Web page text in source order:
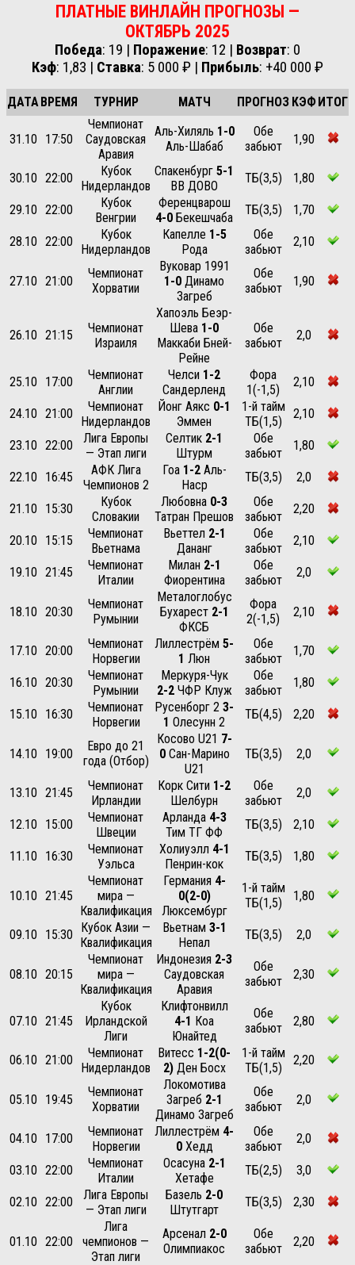
ПЛАТНЫЕ ВИНЛАЙН ПРОГНОЗЫ —
ОКТЯБРЬ 2025
Победа: 19 | Поражение: 12 | Возврат: 0
Кэф: 1,83 | Ставка: 5 000 ₽ | Прибыль: +40 000 ₽
ДАТАВРЕМЯ ТУРНИР МАТЧ ПРОГНОЗ КЭФИТОГ
31.10 17:50
Чемпионат
Саудовская
Аравия
Аль-Хиляль 1-0
Аль-Шабаб
Обе
забьют
1,90
30.10 22:00
Кубок
Нидерландов
Спакенбург 5-1
ВВ ДОВО
ТБ(3,5) 1,80
29.10 22:00
Кубок
Венгрии
Ференцварош
4-0 Бекешчаба
ТБ(3,5) 1,70
28.10 22:00
Кубок
Нидерландов
Капелле 1-5
Рода
Обе
забьют
2,10
27.10 21:00
Чемпионат
Хорватии
Вуковар 1991
1-0 Динамо
Загреб
Обе
забьют
1,90
26.10 21:15
Чемпионат
Израиля
Хапоэль Беэр-
Шева 1-0
Маккаби Бней-
Рейне
Обе
забьют
2,0
25.10 17:00
Чемпионат
Англии
Челси 1-2
Сандерленд
Фора
1(-1,5)
2,10
24.10 21:00
Чемпионат
Нидерландов
Йонг Аякс 0-1
Эммен
1-й тайм
ТБ(1,5)
2,10
23.10 22:00
Лига Европы
— Этап лиги
Селтик 2-1
Штурм
Обе
забьют
1,80
22.10 16:45
АФК Лига
Чемпионов 2
Гоа 1-2Аль-
Наср
ТБ(3,5) 2,0
21.10 15:30
Кубок
Словакии
Любовна 0-3
Татран Прешов
Обе
забьют
2,20
20.10 15:15
Чемпионат
Вьетнама
Вьеттел 2-1
Дананг
Обе
забьют
2,10
19.10 21:45
Чемпионат
Италии
Милан 2-1
Фиорентина
Обе
забьют
2,0
18.10 20:30
Чемпионат
Румынии
Металоглобус
Бухарест 2-1
ФКСБ
Фора
2(-1,5)
2,10
17.10 20:00
Чемпионат
Норвегии
Лиллестрём 5-
1 Люн
Обе
забьют
1,70
16.10 20:30
Чемпионат
Румынии
Меркуря-Чук
2-2ЧФР Клуж
Обе
забьют
1,80
15.10 16:30
Чемпионат
Норвегии
Русенборг 2 3-
1 Олесунн 2
ТБ(4,5) 2,20
14.10 19:00
Евро до 21
года (Отбор)
Косово U21 7-
0Сан-Марино
U21
ТБ(3,5) 2,0
13.10 21:45
Чемпионат
Ирландии
Корк Сити 1-2
Шелбурн
Обе
забьют
2,0
12.10 15:00
Чемпионат
Швеции
Арланда 4-3
Тим ТГ ФФ
ТБ(3,5) 2,10
11.10 16:30
Чемпионат
Уэльса
Холиуэлл 4-1
Пенрин-кок
ТБ(3,5) 1,80
10.10 21:45
Чемпионат
мира —
Квалификация
Германия 4-
0(2-0)
Люксембург
1-й тайм
ТБ(1,5)
1,80
09.10 15:30
Кубок Азии —
Квалификация
Вьетнам 3-1
Непал
ТБ(3,5) 2,0
08.10 20:15
Чемпионат
мира —
Квалификация
Индонезия 2-3
Саудовская
Аравия
Обе
забьют
2,30
07.10 21:45
Кубок
Ирландской
Лиги
Клифтонвилл
4-1 Коа
Юнайтед
Обе
забьют
2,80
06.10 21:00
Чемпионат
Нидерландов
Витесс 1-2(0-
2)Ден Босх
1-й тайм
ТБ(1,5)
2,20
05.10 19:45
Чемпионат
Хорватии
Локомотива
Загреб 2-1
Динамо Загреб
Обе
забьют
2,0
04.10 17:00
Чемпионат
Норвегии
Лиллестрём 4-
0Хедд
Обе
забьют
2,0
03.10 22:00
Чемпионат
Италии
Осасуна 2-1
Хетафе
ТБ(2,5) 3,0
02.10 22:00
Лига Европы
— Этап лиги
Базель 2-0
Штутгарт
ТБ(3,5) 2,30
01.10 22:00
Лига
чемпионов —
Этап лиги
Арсенал 2-0
Олимпиакос
Обе
забьют
2,20